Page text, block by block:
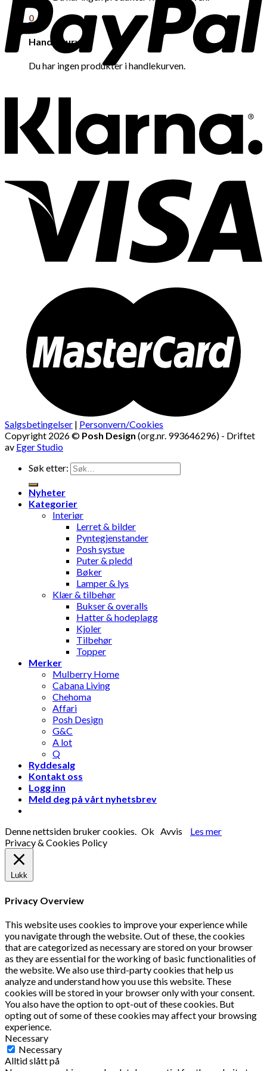
0
Handlekurv
Du har ingen produkter i handlekurven.
Salgsbetingelser | Personvern/Cookies
Copyright 2026 © Posh Design (org.nr. 993646296) - Driftet
av Eger Studio
Søk etter:
Nyheter
Kategorier
Interiør
Lerret & bilder
Pyntegjenstander
Posh systue
Puter & pledd
Bøker
Lamper & lys
Klær & tilbehør
Bukser & overalls
Hatter & hodeplagg
Kjoler
Tilbehør
Topper
Merker
Mulberry Home
Cabana Living
Chehoma
Affari
Posh Design
G&C
A lot
Q
Ryddesalg
Kontakt oss
Logg inn
Meld deg på vårt nyhetsbrev
Denne nettsiden bruker cookies. Ok Avvis
Les mer
Privacy & Cookies Policy
Lukk
Privacy Overview
This website uses cookies to improve your experience while
you navigate through the website. Out of these, the cookies
that are categorized as necessary are stored on your browser
as they are essential for the working of basic functionalities of
the website. We also use third-party cookies that help us
analyze and understand how you use this website. These
cookies will be stored in your browser only with your consent.
You also have the option to opt-out of these cookies. But
opting out of some of these cookies may affect your browsing
experience.
Necessary
Necessary
Alltid slått på